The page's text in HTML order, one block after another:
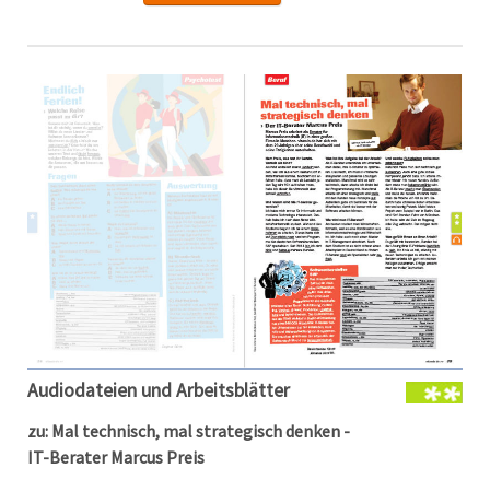
Audiodateien und Arbeitsblätter
zu: Mal technisch, mal strategisch denken -
IT-Berater Marcus Preis